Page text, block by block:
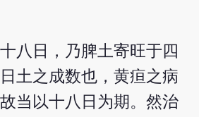
八日，乃脾土寄旺于四
土之成数也，黄疸之病
当以十八日为期。然治